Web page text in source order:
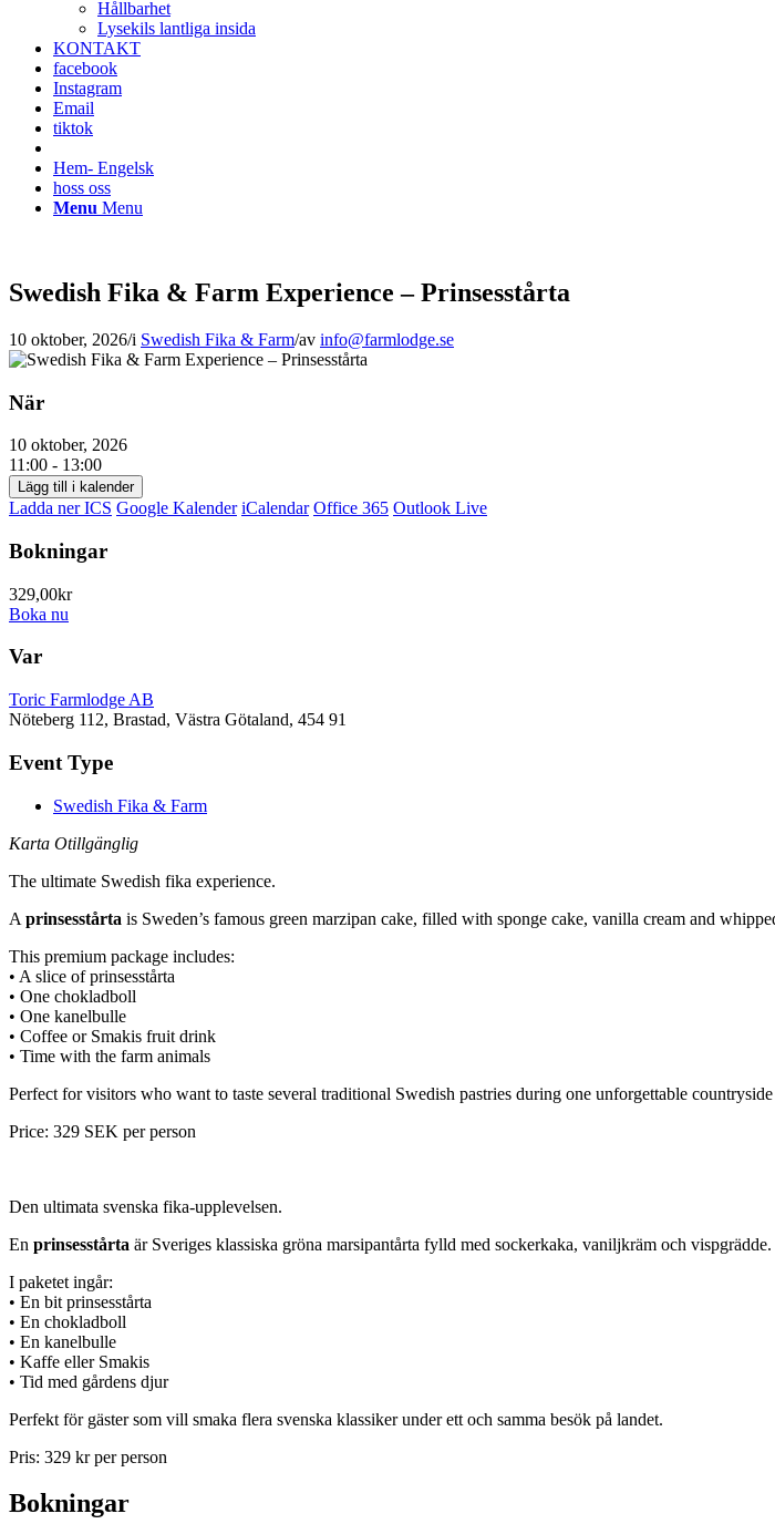
Hållbarhet
Lysekils lantliga insida
KONTAKT
facebook
Instagram
Email
tiktok
Hem- Engelsk
hoss oss
Menu Menu
Swedish Fika & Farm Experience – Prinsesstårta
10 oktober, 2026/i Swedish Fika & Farm/av info@farmlodge.se
När
10 oktober, 2026
11:00 - 13:00
Lägg till i kalender
Ladda ner ICS Google Kalender iCalendar Office 365 Outlook Live
Bokningar
329,00kr
Boka nu
Var
Toric Farmlodge AB
Nöteberg 112, Brastad, Västra Götaland, 454 91
Event Type
Swedish Fika & Farm
Karta Otillgänglig
The ultimate Swedish fika experience.
A prinsesstårta is Sweden’s famous green marzipan cake, filled with sponge cake, vanilla cream and
This premium package includes:
• A slice of prinsesstårta
• One chokladboll
• One kanelbulle
• Coffee or Smakis fruit drink
• Time with the farm animals
Perfect for visitors who want to taste several traditional Swedish pastries during one unforgettable
Price: 329 SEK per person
Den ultimata svenska fika-upplevelsen.
En prinsesstårta är Sveriges klassiska gröna marsipantårta fylld med sockerkaka, vaniljkräm och
I paketet ingår:
• En bit prinsesstårta
• En chokladboll
• En kanelbulle
• Kaffe eller Smakis
• Tid med gårdens djur
Perfekt för gäster som vill smaka flera svenska klassiker under ett och samma besök på landet.
Pris: 329 kr per person
Bokningar